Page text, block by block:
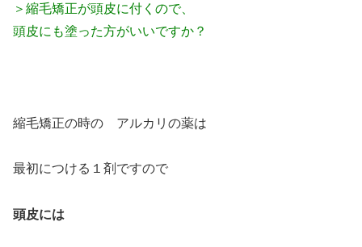
＞縮毛矯正が頭皮に付くので、
頭皮にも塗った方がいいですか？
縮毛矯正の時の アルカリの薬は
最初につける１剤ですので
頭皮には